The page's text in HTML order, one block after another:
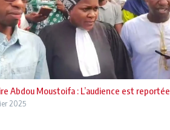
Abdou Moustoifa : L’audience est reportée
2025